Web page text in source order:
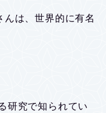
は、世界的に有名
研究で知られてい